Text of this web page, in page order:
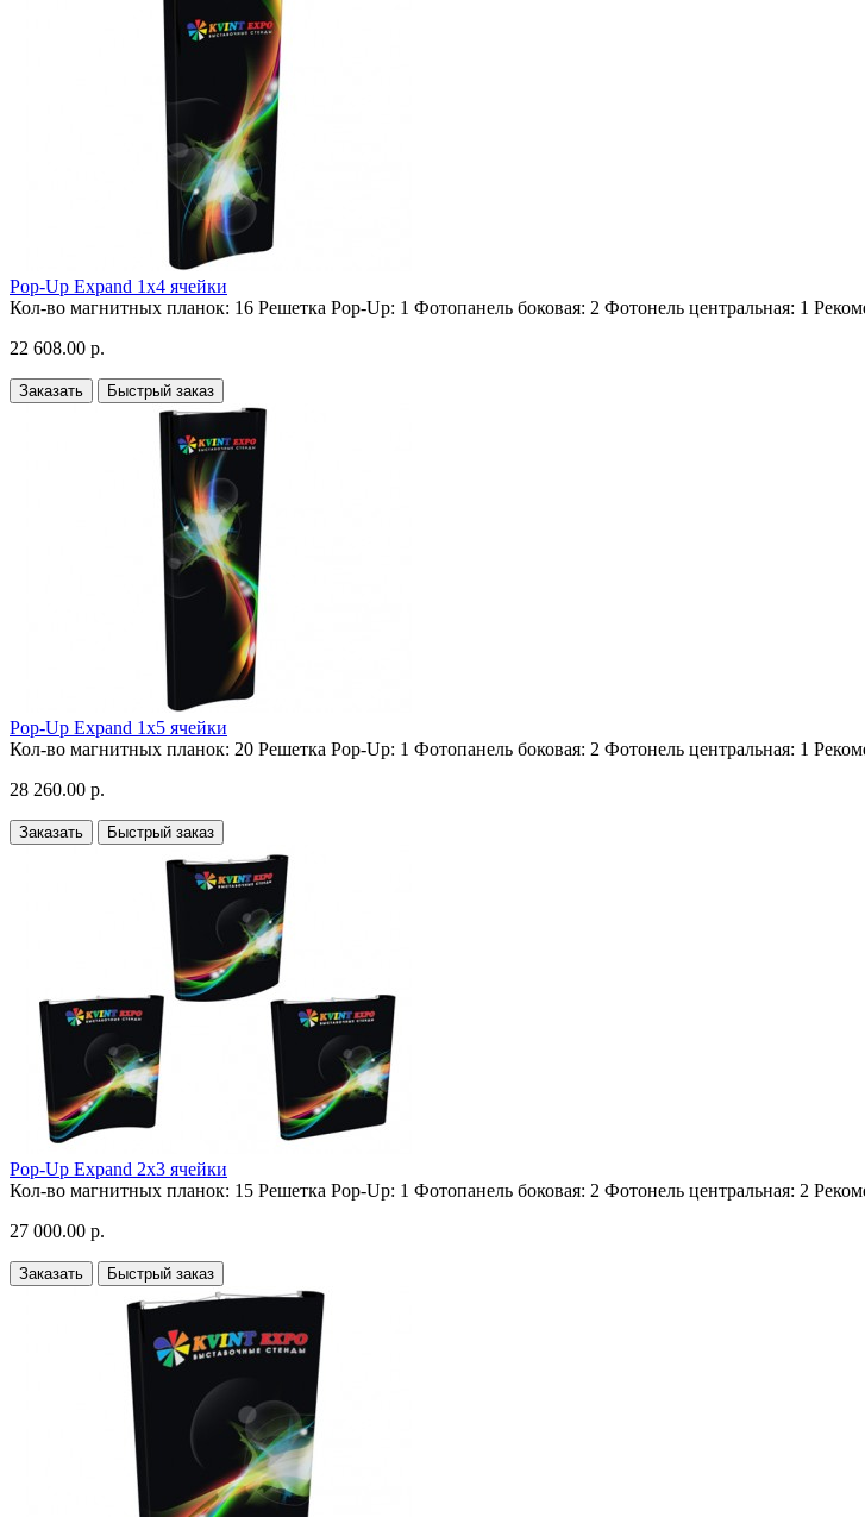
Pop-Up Expand 1х4 ячейки
Кол-во магнитных планок: 16 Решетка Pop-Up: 1 Фотопанель боковая: 2 Фотонель центральная: 1
22 608.00 р.
Заказать Быстрый заказ
Pop-Up Expand 1х5 ячейки
Кол-во магнитных планок: 20 Решетка Pop-Up: 1 Фотопанель боковая: 2 Фотонель центральная: 1
28 260.00 р.
Заказать Быстрый заказ
Pop-Up Expand 2х3 ячейки
Кол-во магнитных планок: 15 Решетка Pop-Up: 1 Фотопанель боковая: 2 Фотонель центральная: 2
27 000.00 р.
Заказать Быстрый заказ